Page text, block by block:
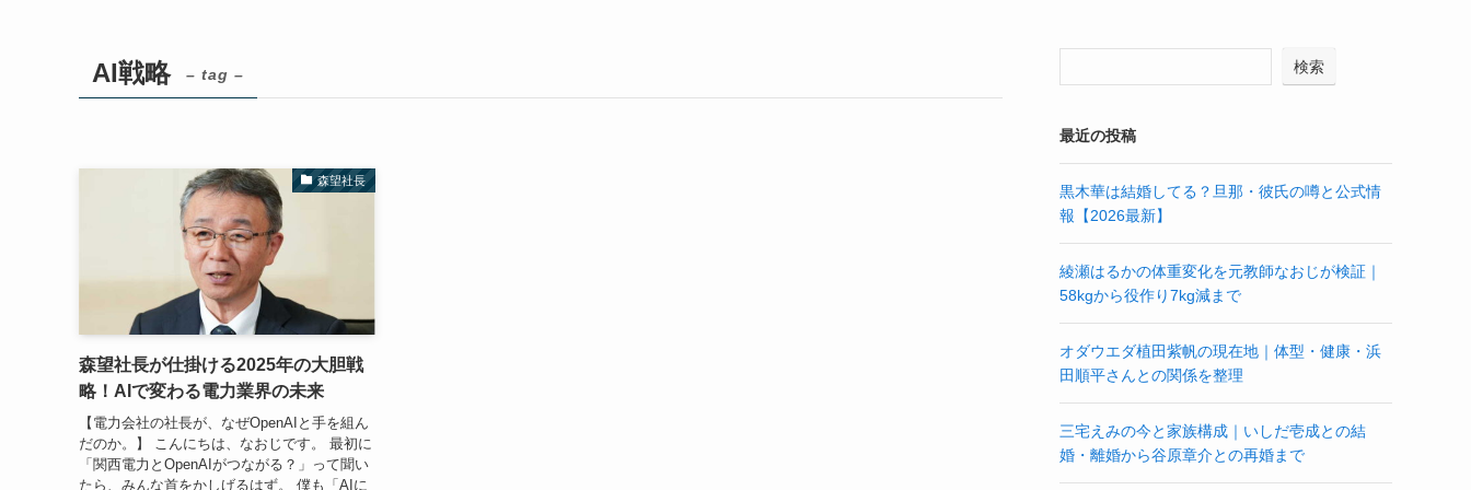
AI戦略 – tag –
森望社長
森望社長が仕掛ける2025年の大胆戦
略！AIで変わる電力業界の未来
【電力会社の社長が、なぜOpenAIと手を組ん
だのか。】 こんにちは、なおじです。 最初に
「関西電力とOpenAIがつながる？」って聞い
たら、みんな首をかしげるはず。 僕も「AIに
検索
最近の投稿
黒木華は結婚してる？旦那・彼氏の噂と公式情
報【2026最新】
綾瀬はるかの体重変化を元教師なおじが検証｜
58kgから役作り7kg減まで
オダウエダ植田紫帆の現在地｜体型・健康・浜
田順平さんとの関係を整理
三宅えみの今と家族構成｜いしだ壱成との結
婚・離婚から谷原章介との再婚まで